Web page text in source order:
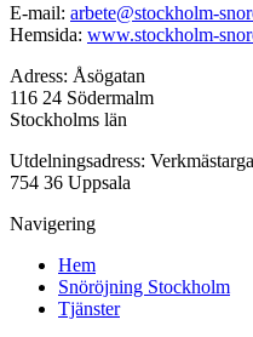
E-mail: arbete@stockholm-
Hemsida: www.stockholm-
Adress: Åsögatan
116 24 Södermalm
Stockholms län
Utdelningsadress:
754 36 Uppsala
Navigering
Hem
Snöröjning Stockholm
Tjänster